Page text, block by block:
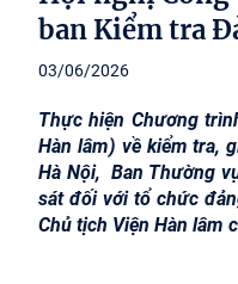
ban Kiểm tra
03/06/2026
Thực hiện Chương
Hàn lâm) về kiểm tra,
Hà Nội, Ban Thường
sát đối với tổ chức
Chủ tịch Viện Hàn lâm